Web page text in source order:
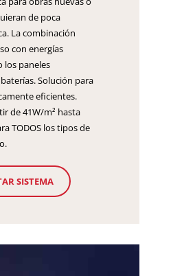
de poca
La combinación
con energías
los paneles
Solución para
eficientes.
de 41W/m² hasta
TODOS los tipos de
SISTEMA